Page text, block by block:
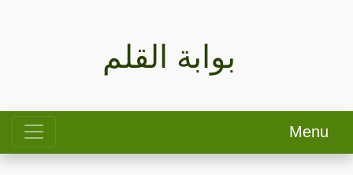
بوابة القلم
Menu